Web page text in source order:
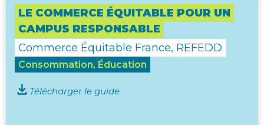
LE COMMERCE ÉQUITABLE POUR UN
CAMPUS RESPONSABLE
Commerce Équitable France, REFEDD
Consommation, Éducation
Télécharger le guide